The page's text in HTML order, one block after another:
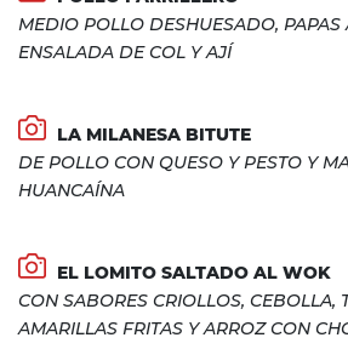
MEDIO POLLO DESHUESADO, PAPAS
ENSALADA DE COL Y AJÍ
LA MILANESA BITUTE
DE POLLO CON QUESO Y PESTO Y
HUANCAÍNA
EL LOMITO SALTADO AL WOK
CON SABORES CRIOLLOS, CEBOLLA,
AMARILLAS FRITAS Y ARROZ CON